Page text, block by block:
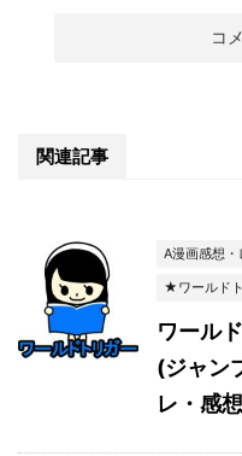
関連記事
A漫画感想・
★ワールド
ワール
(ジャン
レ・感想